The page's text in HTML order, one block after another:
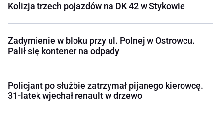
Kolizja trzech pojazdów na DK 42 w Stykowie
Zadymienie w bloku przy ul. Polnej w Ostrowcu.
Palił się kontener na odpady
Policjant po służbie zatrzymał pijanego kierowcę.
31-latek wjechał renault w drzewo